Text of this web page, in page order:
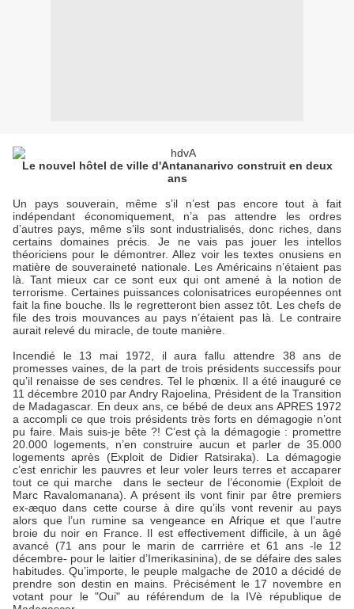
Le nouvel hôtel de ville d'Antananarivo construit en deux
ans
Un pays souverain, même s’il n’est pas encore tout à fait
indépendant économiquement, n’a pas attendre les ordres
d’autres pays, même s’ils sont industrialisés, donc riches, dans
certains domaines précis. Je ne vais pas jouer les intellos
théoriciens pour le démontrer. Allez voir les textes onusiens en
matière de souveraineté nationale. Les Américains n’étaient pas
là. Tant mieux car ce sont eux qui ont amené à la notion de
terrorisme. Certaines puissances colonisatrices européennes ont
fait la fine bouche. Ils le regretteront bien assez tôt. Les chefs de
file des trois mouvances au pays n’étaient pas là. Le contraire
aurait relevé du miracle, de toute manière.
Incendié le 13 mai 1972, il aura fallu attendre 38 ans de
promesses vaines, de la part de trois présidents successifs pour
qu’il renaisse de ses cendres. Tel le phœnix. Il a été inauguré ce
11 décembre 2010 par Andry Rajoelina, Président de la Transition
de Madagascar. En deux ans, ce bébé de deux ans APRES 1972
a accompli ce que trois présidents très forts en démagogie n’ont
pu faire. Mais suis-je bête ?! C’est çà la démagogie : promettre
20.000 logements, n’en construire aucun et parler de 35.000
logements après (Exploit de Didier Ratsiraka). La démagogie
c’est enrichir les pauvres et leur voler leurs terres et accaparer
tout ce qui marche
dans le secteur de l’économie (Exploit de
Marc Ravalomanana). A présent ils vont finir par être premiers
ex-æquo dans cette course à dire qu’ils vont revenir au pays
alors que l’un rumine sa vengeance en Afrique et que l’autre
broie du noir en France. Il est effectivement difficile, à un âgé
avancé (71 ans pour le marin de carrrière et 61 ans -le 12
décembre- pour le laitier d’Imerikasinina), de se défaire des sales
habitudes. Qu’importe, le peuple malgache de 2010 a décidé de
prendre son destin en mains. Précisément le 17 novembre en
votant pour le "Oui" au référendum de la IVè république de